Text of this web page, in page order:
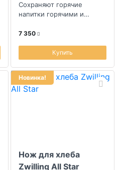
Сохраняют горячие
напитки горячими и
долгое время.
7 350
Купить
Новинка!
Нож для хлеба
Zwilling All Star